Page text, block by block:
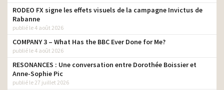
RODEO FX signe les effets visuels de la campagne Invictus de
Rabanne
publié le 4 août 2026
COMPANY 3 – What Has the BBC Ever Done for Me?
publié le 4 août 2026
RESONANCES : Une conversation entre Dorothée Boissier et
Anne-Sophie Pic
publié le 27 juillet 2026